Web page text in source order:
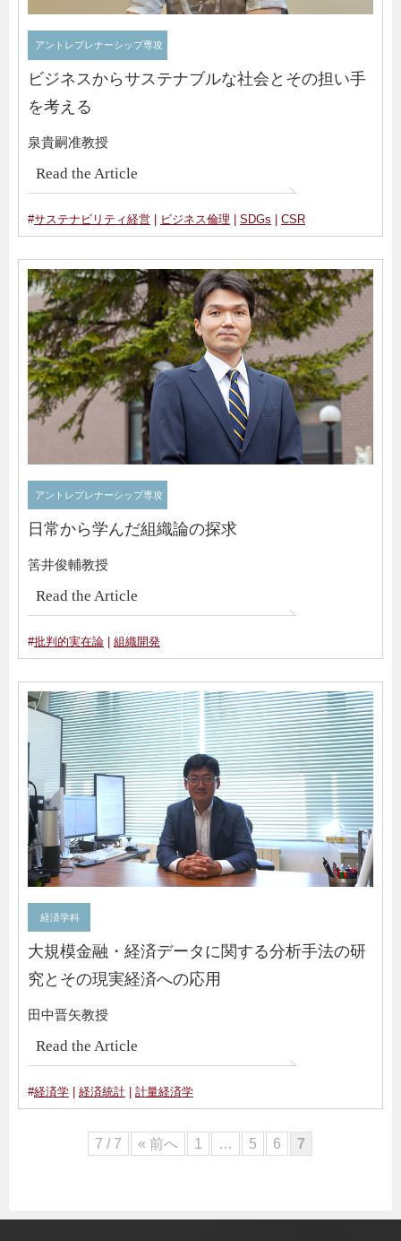
アントレプレナーシップ専攻
ビジネスからサステナブルな社会とその担い手
を考える
泉貴嗣准教授
Read the Article
#サステナビリティ経営 | ビジネス倫理 | SDGs | CSR
アントレプレナーシップ専攻
日常から学んだ組織論の探求
筈井俊輔教授
Read the Article
#批判的実在論 | 組織開発
経済学科
大規模金融・経済データに関する分析手法の研
究とその現実経済への応用
田中晋矢教授
Read the Article
#経済学 | 経済統計 | 計量経済学
7 / 7 « 前へ 1 … 5 6 7